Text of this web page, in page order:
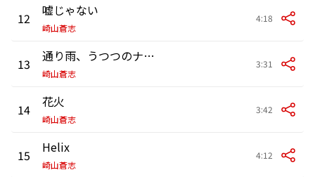
12 嘘じゃない
崎山蒼志
4:18
13 通り雨、うつつのナラカ
崎山蒼志
3:31
14 花火
崎山蒼志
3:42
15 Helix
崎山蒼志
4:12